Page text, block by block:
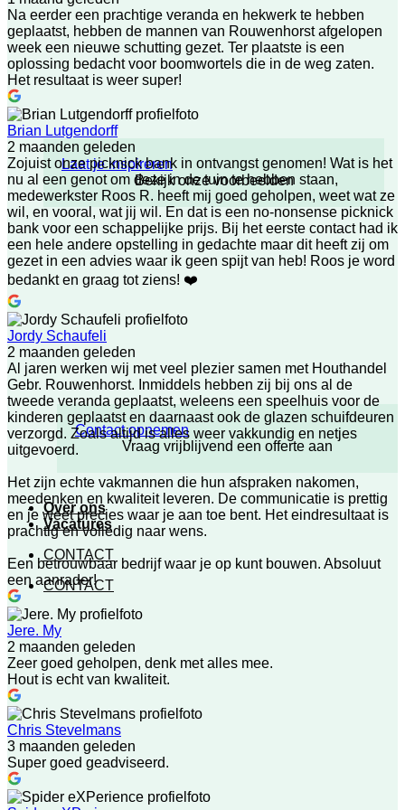
Laat je inspireren
Bekijk onze voorbeelden
Contact opnemen
Vraag vrijblijvend een offerte aan
Over ons
Vacatures
CONTACT
CONTACT
Na eerder een prachtige veranda en hekwerk te hebben
geplaatst, hebben de mannen van Rouwenhorst afgelopen
week een nieuwe schutting gezet. Ter plaatste is een
oplossing bedacht voor boomwortels die in de weg zaten.
Het resultaat is weer super!
Brian Lutgendorff
2 maanden geleden
Zojuist onze picknick bank in ontvangst genomen! Wat is het
nu al een genot om deze in de tuin te hebben staan,
medewerkster Roos R. heeft mij goed geholpen, weet wat ze
wil, en vooral, wat jij wil. En dat is een no-nonsense picknick
bank voor een schappelijke prijs. Bij het eerste contact had ik
een hele andere opstelling in gedachte maar dit heeft zij om
gezet in een advies waar ik geen spijt van heb! Roos je word
bedankt en graag tot ziens! ❤️
Jordy Schaufeli
2 maanden geleden
Al jaren werken wij met veel plezier samen met Houthandel
Gebr. Rouwenhorst. Inmiddels hebben zij bij ons al de
tweede veranda geplaatst, weleens een speelhuis voor de
kinderen geplaatst en daarnaast ook de glazen schuifdeuren
verzorgd. Zoals altijd is alles weer vakkundig en netjes
uitgevoerd.
Het zijn echte vakmannen die hun afspraken nakomen,
meedenken en kwaliteit leveren. De communicatie is prettig
en je weet precies waar je aan toe bent. Het eindresultaat is
prachtig en volledig naar wens.
Een betrouwbaar bedrijf waar je op kunt bouwen. Absoluut
een aanrader!
Jere. My
2 maanden geleden
Zeer goed geholpen, denk met alles mee.
Hout is echt van kwaliteit.
Chris Stevelmans
3 maanden geleden
Super goed geadviseerd.